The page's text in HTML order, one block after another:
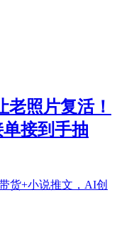
照片复活！
接到手抽